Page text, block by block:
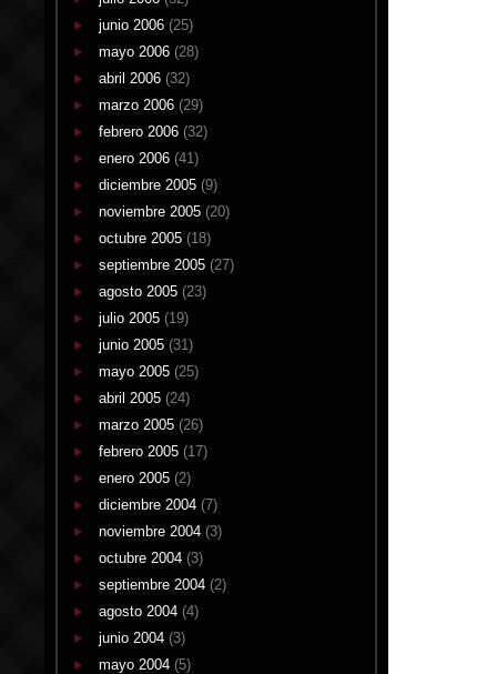
junio 2006 (25)
mayo 2006 (28)
abril 2006 (32)
marzo 2006 (29)
febrero 2006 (32)
enero 2006 (41)
diciembre 2005 (9)
noviembre 2005 (20)
octubre 2005 (18)
septiembre 2005 (27)
agosto 2005 (23)
julio 2005 (19)
junio 2005 (31)
mayo 2005 (25)
abril 2005 (24)
marzo 2005 (26)
febrero 2005 (17)
enero 2005 (2)
diciembre 2004 (7)
noviembre 2004 (3)
octubre 2004 (3)
septiembre 2004 (2)
agosto 2004 (4)
junio 2004 (3)
mayo 2004 (5)